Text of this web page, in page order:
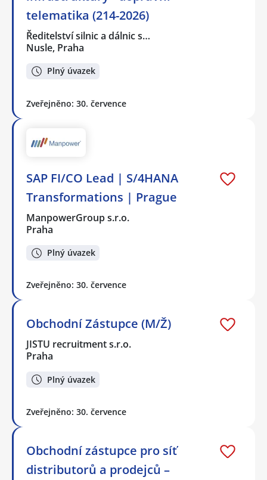
telematika (214-2026)
Ředitelství silnic a dálnic s…
Nusle, Praha
Plný úvazek
Zveřejněno: 30. července
SAP FI/CO Lead | S/4HANA
Transformations | Prague
ManpowerGroup s.r.o.
Praha
Plný úvazek
Zveřejněno: 30. července
Obchodní Zástupce (M/Ž)
JISTU recruitment s.r.o.
Praha
Plný úvazek
Zveřejněno: 30. července
Obchodní zástupce pro síť
distributorů a prodejců –